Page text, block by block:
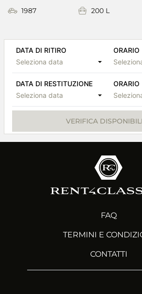
1987 200 L
DATA DI RITIRO
Seleziona data
ORARIO
DATA DI RESTITUZIONE
Seleziona data
ORARIO
VERIFICA
FAQ
TERMINI E
CONTATTI